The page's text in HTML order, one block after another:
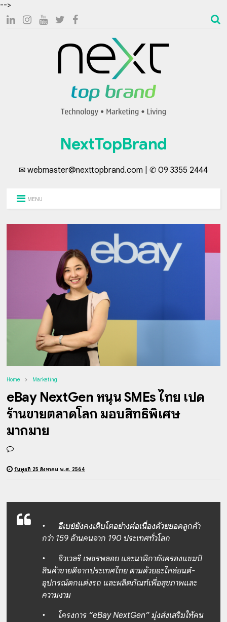
-->
NextTopBrand
✉ webmaster@nexttopbrand.com | ✆ 09 3355 2444
MENU
Home Marketing
eBay NextGen หนุน SMEs ไทย เปิด
ร้านขายตลาดโลก มอบสิทธิพิเศษ
มากมาย
วันพุธที่ 25 สิงหาคม พ.ศ. 2564
•
อีเบย์ยังคงเติบโตอย่างต่อเนื่องด้วยยอดลูกค้า
กว่า 159 ล้านคนจาก 190 ประเทศทั่วโลก
•
จิวเวลรี เพชรพลอย และนาฬิกายังครองแชมป์
สินค้าขายดีจากประเทศไทย ตามด้วยอะไหล่ยนต์-
อุปกรณ์ตกแต่งรถ และผลิตภัณฑ์เพื่อสุขภาพและ
ความงาม
•
โครงการ “eBay NextGen” มุ่งส่งเสริมให้คน